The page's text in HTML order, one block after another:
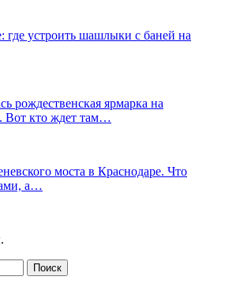
где устроить шашлыки с баней на
рождественская ярмарка на
кто ждет там…
моста в Краснодаре. Что
а…